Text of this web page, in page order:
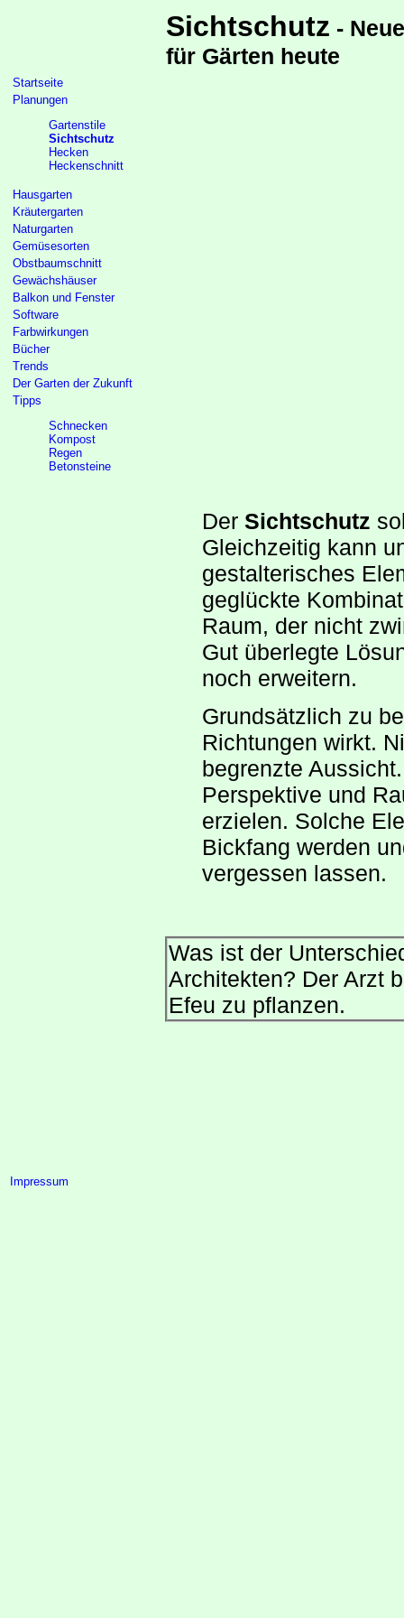
Sichtschutz -
für Gärten heute
Startseite
Planungen
Gartenstile
Sichtschutz
Hecken
Heckenschnitt
Hausgarten
Kräutergarten
Naturgarten
Gemüsesorten
Obstbaumschnitt
Gewächshäuser
Balkon und Fenster
Software
Farbwirkungen
Bücher
Trends
Der Garten der Zukunft
Tipps
Schnecken
Kompost
Regen
Betonsteine
Der Sichtschutz
Gleichzeitig kann
gestalterisches
geglückte
Raum, der nicht
Gut überlegte
noch erweitern.
Grundsätzlich zu
Richtungen wirkt.
begrenzte
Perspektive und
erzielen. Solche
Bickfang werden
vergessen lassen.
Was ist der
Architekten? Der Arzt
Efeu zu pflanzen.
Impressum